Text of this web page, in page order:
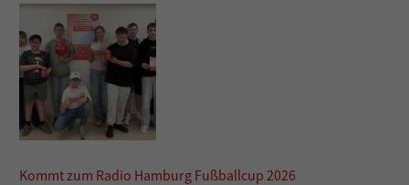
Kommt zum Radio Hamburg Fußballcup 2026